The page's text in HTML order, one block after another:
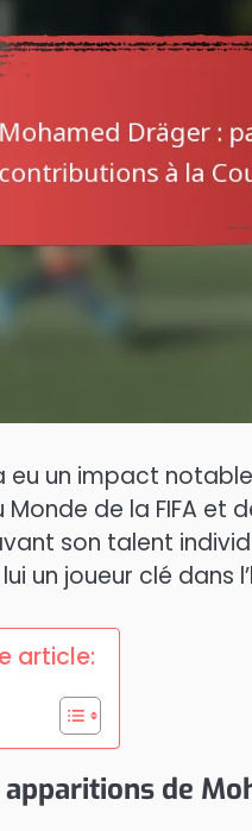
eu un impact
de la FIFA et
son talent
un joueur clé dans
article:
de